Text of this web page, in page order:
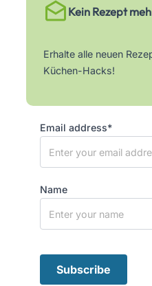
Kein Rezept
Erhalte alle neuen
Küchen-Hacks!
Email address*
Name